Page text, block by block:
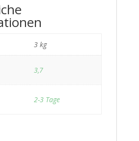
3 kg
3,7
2-3 Tage